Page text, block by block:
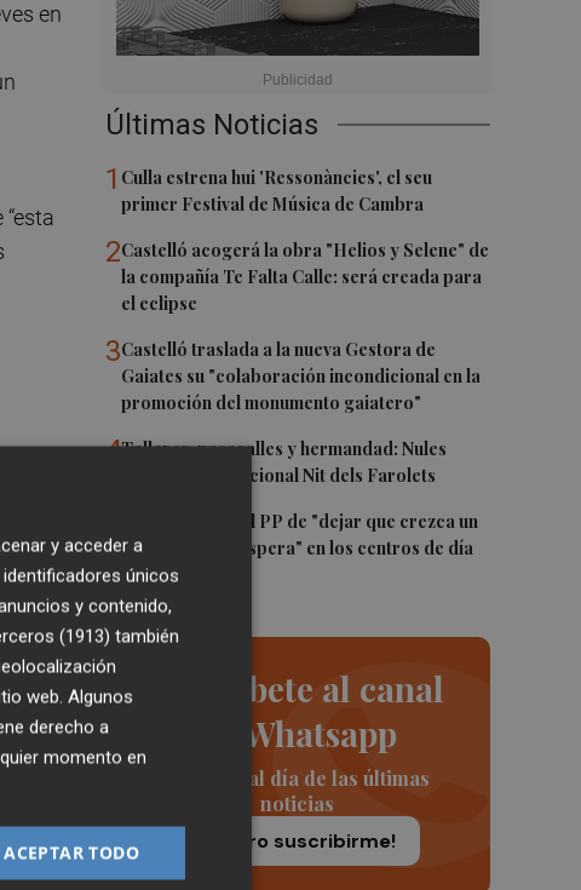
Últimas Noticias
1 Culla estrena hui 'Ressonàncies', el seu
primer Festival de Música de Cambra
2Castelló acogerá la obra "Helios y Selene" de
la compañía Te Falta Calle: será creada para
el eclipse
3Castelló traslada a la nueva Gestora de
Gaiates su "colaboración incondicional en la
promoción del monumento gaiatero"
4Talleres, pasacalles y hermandad: Nules
celebra su tradicional Nit dels Farolets
El PSPV acusa al PP de "dejar que crezca un
31 % la lista de espera" en los centros de día
de Castellón
Suscríbete al canal
de Whatsapp
Siempre al día de las últimas
noticias
¡Quiero suscribirme!
en
los
Así,
y acceder a
únicos
y contenido,
(1913) también
web. Algunos
derecho a
momento en
ACEPTAR TODO